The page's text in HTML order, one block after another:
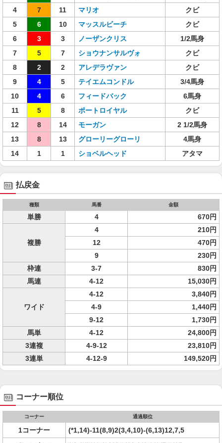
4
7 11 マリオ
クビ
5
6 10 マッスルビーチ
クビ
6
3 3 ノーザンクリス
1/2馬身
7
5 7 ショウナンサルヴォ
クビ
8
2 2 アレデラヴァン
クビ
9
4 5 テイエムコンドル
3/4馬身
10
4 6 フィードバック
6馬身
11
5 8 ポートロイヤル
クビ
12
8 14 モーガン
2 1/2馬身
13
8 13 グローリーグローリ
4馬身
14
1 1 ショベルヘッド アタマ
払戻金
種類 馬番 金額
単勝 4 670円
複勝
4
210円
12
470円
9
230円
枠連
3-7
830円
馬連
4-12 15,030円
ワイド
4-12
3,840円
4-9
1,440円
9-12
1,730円
馬単
4-12
24,800円
3連複
4-9-12
23,810円
3連単
4-12-9 149,520円
コーナー順位
コーナー 通過順位
1コーナー
(*1,14)-11(8,9)2(3,4,10)-(6,13)12,7,5